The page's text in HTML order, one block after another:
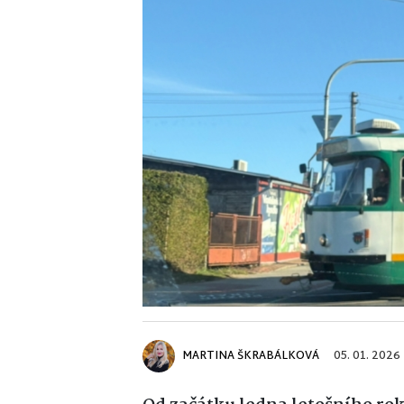
MARTINA ŠKRABÁLKOVÁ 05. 01. 2026